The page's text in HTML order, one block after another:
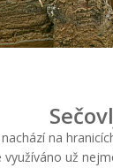
na
už